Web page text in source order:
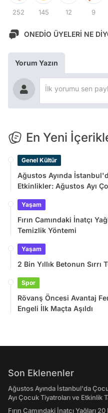
252 145 12 9
ONEDİO ÜYELERİ NE
Yorum Yazın
En Yeni
Genel Kültür
Ağustos Ayında
Etkinlikler: Ağustos Ayı
Yaşam
Fırın Camındaki İnatçı
Temizlik Yöntemi
Yaşam
2 Bin Yıllık Betonun Sırrı
Spor
Rövanş Öncesi Avantaj
Engeli İlk Maçta Aşıldı
Son Eklenenler
Ağustos Ayında İstanbul'da
Ayı Çocuk Tiyatroları ve Etkinlik
Fırın Camındaki İnatçı Yağları